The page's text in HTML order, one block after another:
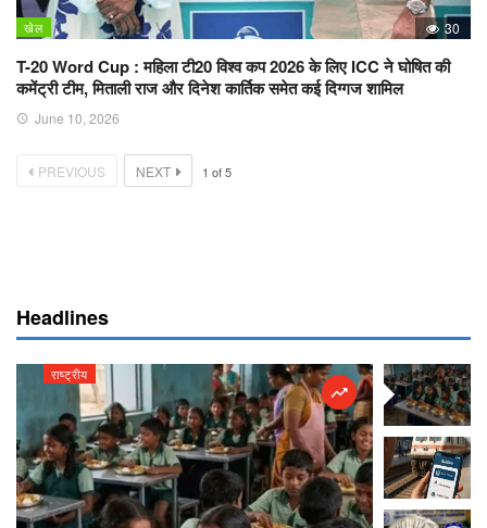
खेल 30
T-20 Word Cup : महिला टी20 विश्व कप 2026 के लिए ICC ने घोषित की
कमेंट्री टीम, मिताली राज और दिनेश कार्तिक समेत कई दिग्गज शामिल
June 10, 2026
PREVIOUS NEXT 1 of5
Headlines
राष्ट्रीय राष्ट्रीय